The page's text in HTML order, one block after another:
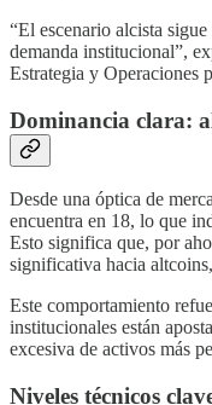
“El escenario alcista
demanda institucional”,
Estrategia y Operaciones
Dominancia clara:
Desde una óptica de
encuentra en 18, lo que
Esto significa que, por
significativa hacia
Este comportamiento
institucionales están
excesiva de activos más
Niveles técnicos